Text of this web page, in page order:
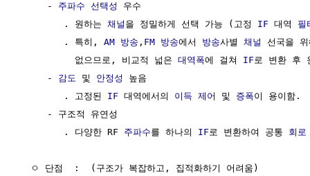
     -
주파수 선택성
우수
        . 원하는
채널 을 정밀하게 선택 가능 (고정 IF 대역 필
        . 특히,
AM 방송 , FM 방송에서 방송사별 채널
선국을
          없으므로, 비교적 넓은
대역폭에 걸쳐 IF로 변환 후
     -
감도 및 안정성
높음
        . 고정된
IF 대역에서의 이득 제어 및 증폭이 용이함.
     - 구조적 유연성
        . 다양한 RF
주파수를 하나의 IF로 변환하여 공통 회로
  ㅇ 단점  :  (구조가 복잡하고, 집적화하기 어려움)